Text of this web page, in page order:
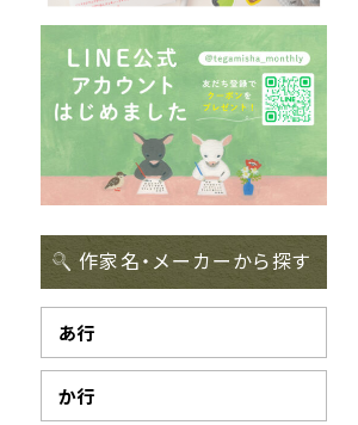
作家名・メーカーから探す
あ行
か行